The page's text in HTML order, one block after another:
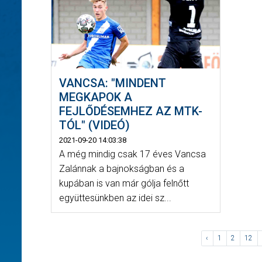
VANCSA: "MINDENT
MEGKAPOK A
FEJLŐDÉSEMHEZ AZ MTK-
TÓL" (VIDEÓ)
2021-09-20 14:03:38
A még mindig csak 17 éves Vancsa
Zalánnak a bajnokságban és a
kupában is van már gólja felnőtt
együttesünkben az idei sz...
‹ 1 2 12